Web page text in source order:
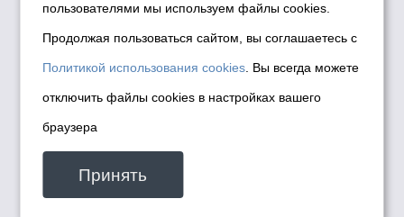
© Департамент информационной политики мэрии
города Новосибирска, 2026
Политика использования Cookies
Политика по обработке персональных
данных в информационных системах
мэрии города Новосибирска
Техническая поддержка сайта -
malinchukvl@mail.ru
пользователями мы используем файлы cookies.
Продолжая пользоваться сайтом, вы соглашаетесь с
Политикой использования cookies . Вы всегда можете
отключить файлы cookies в настройках вашего
браузера
Принять